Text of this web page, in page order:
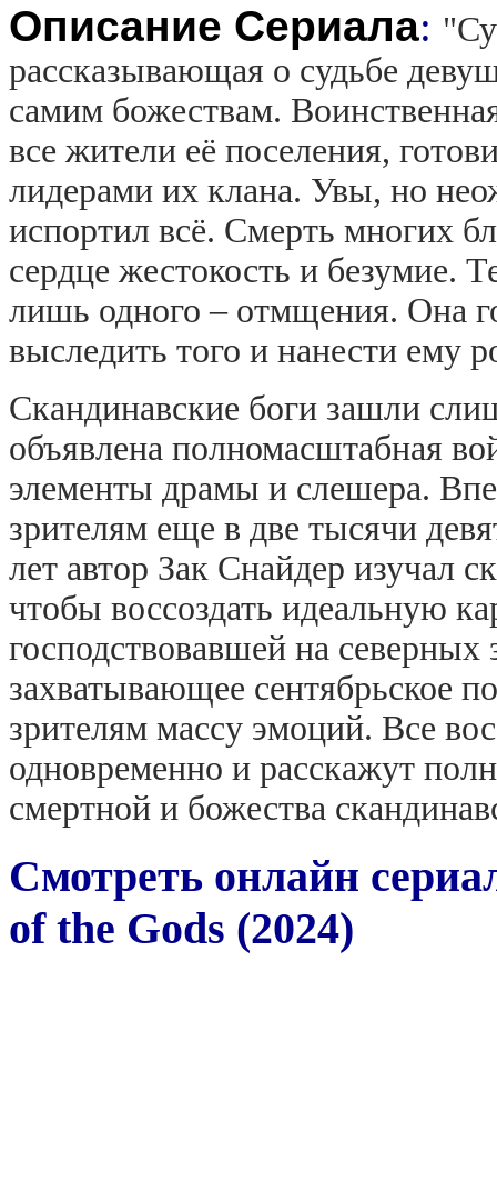
Описание Сериала:
рассказывающая о судьбе
самим божествам.
все жители её поселения,
лидерами их клана. Увы, но
испортил всё. Смерть многих
сердце жестокость и безумие.
лишь одного – отмщения. Она
выследить того и нанести ему
Скандинавские боги зашли
объявлена полномасштабная
элементы драмы и слешера.
зрителям еще в две тысячи
лет автор Зак Снайдер изучал
чтобы воссоздать идеальную
господствовавшей на
захватывающее сентябрьское
зрителям массу эмоций. Все
одновременно и расскажут
смертной и божества
Смотреть онлайн
of the Gods (2024)